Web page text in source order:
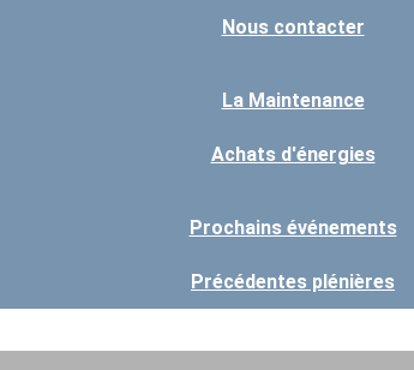
Nous contacter
La Maintenance
Achats d'énergies
Prochains événements
Précédentes plénières